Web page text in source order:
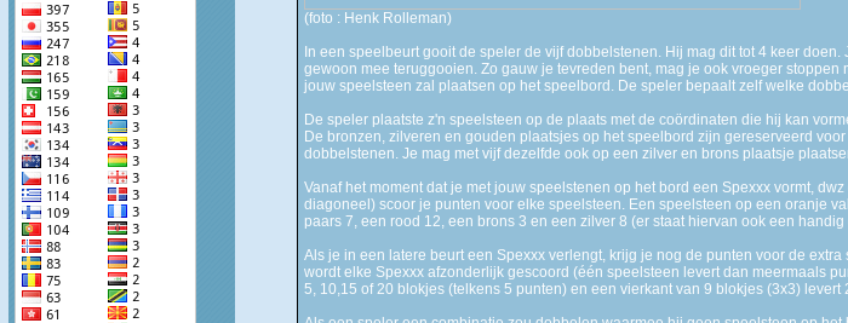
(foto : Henk Rolleman)
In een speelbeurt gooit de speler de vijf dobbelstenen. Hij mag dit tot 4 keer
gewoon mee teruggooien. Zo gauw je tevreden bent, mag je ook vroeger
jouw speelsteen zal plaatsen op het speelbord. De speler bepaalt zelf welke
De speler plaatste z'n speelsteen op de plaats met de coördinaten die hij kan
De bronzen, zilveren en gouden plaatsjes op het speelbord zijn gereserveerd
dobbelstenen. Je mag met vijf dezelfde ook op een zilver en brons plaatsje
Vanaf het moment dat je met jouw speelstenen op het bord een Spexxx vormt,
diagoneel) scoor je punten voor elke speelsteen. Een speelsteen op een oranje
paars 7, een rood 12, een brons 3 en een zilver 8 (er staat hiervan ook een
Als je in een latere beurt een Spexxx verlengt, krijg je nog de punten voor de
wordt elke Spexxx afzonderlijk gescoord (één speelsteen levert dan meermaals
5, 10,15 of 20 blokjes (telkens 5 punten) en een vierkant van 9 blokjes (3x3) levert